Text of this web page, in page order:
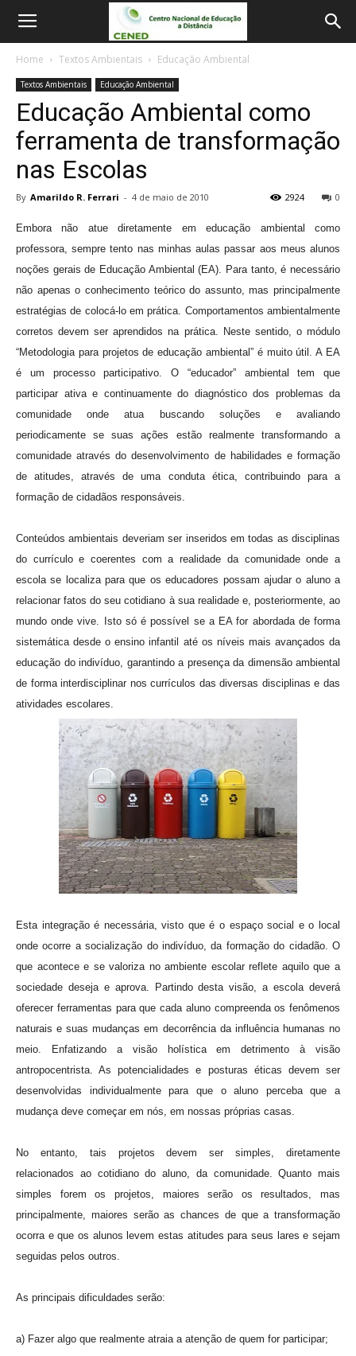
Home Textos Ambientais Educação Ambiental
Textos Ambientais Educação Ambiental
Educação Ambiental como
ferramenta de transformação
nas Escolas
By Amarildo R. Ferrari - 4 de maio de 2010 0
2924
Embora não atue diretamente em educação ambiental como
professora, sempre tento nas minhas aulas passar aos meus alunos
noções gerais de Educação Ambiental (EA). Para tanto, é necessário
não apenas o conhecimento teórico do assunto, mas principalmente
estratégias de colocá-lo em prática. Comportamentos ambientalmente
corretos devem ser aprendidos na prática. Neste sentido, o módulo
“Metodologia para projetos de educação ambiental” é muito útil. A EA
é um processo participativo. O “educador” ambiental tem que
participar ativa e continuamente do diagnóstico dos problemas da
comunidade onde atua buscando soluções e avaliando
periodicamente se suas ações estão realmente transformando a
comunidade através do desenvolvimento de habilidades e formação
de atitudes, através de uma conduta ética, contribuindo para a
formação de cidadãos responsáveis.
Conteúdos ambientais deveriam ser inseridos em todas as disciplinas
do currículo e coerentes com a realidade da comunidade onde a
escola se localiza para que os educadores possam ajudar o aluno a
relacionar fatos do seu cotidiano à sua realidade e, posteriormente, ao
mundo onde vive. Isto só é possível se a EA for abordada de forma
sistemática desde o ensino infantil até os níveis mais avançados da
educação do indivíduo, garantindo a presença da dimensão ambiental
de forma interdisciplinar nos currículos das diversas disciplinas e das
atividades escolares.
Esta integração é necessária, visto que é o espaço social e o local
onde ocorre a socialização do indivíduo, da formação do cidadão. O
que acontece e se valoriza no ambiente escolar reflete aquilo que a
sociedade deseja e aprova. Partindo desta visão, a escola deverá
oferecer ferramentas para que cada aluno compreenda os fenômenos
naturais e suas mudanças em decorrência da influência humanas no
meio. Enfatizando a visão holística em detrimento à visão
antropocentrista. As potencialidades e posturas éticas devem ser
desenvolvidas individualmente para que o aluno perceba que a
mudança deve começar em nós, em nossas próprias casas.
No entanto, tais projetos devem ser simples, diretamente
relacionados ao cotidiano do aluno, da comunidade. Quanto mais
simples forem os projetos, maiores serão os resultados, mas
principalmente, maiores serão as chances de que a transformação
ocorra e que os alunos levem estas atitudes para seus lares e sejam
seguidas pelos outros.
As principais dificuldades serão:
a) Fazer algo que realmente atraia a atenção de quem for participar;